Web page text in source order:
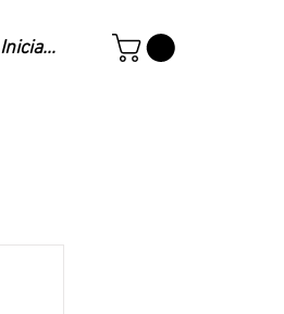
Iniciar sesión